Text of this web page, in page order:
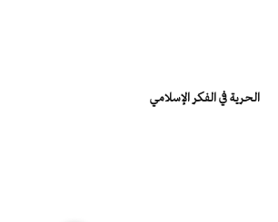
الحرية في الفكر الإسلامي